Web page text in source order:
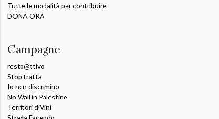
Tutte le modalità per contribuire
DONA ORA
Campagne
resto@ttivo
Stop tratta
Io non discrimino
No Wall in Palestine
Territori diVini
Strada Facendo